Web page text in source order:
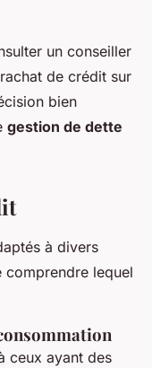
un conseiller
de crédit sur
bien
gestion de dette
à divers
comprendre lequel
ceux ayant des